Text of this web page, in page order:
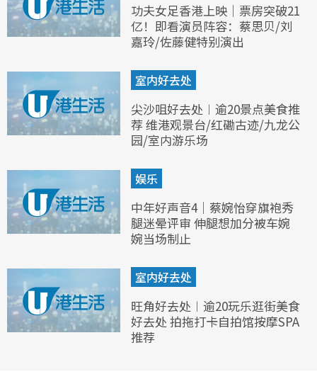
功夫女足香港上映｜票房突破21
亿！即看演员阵容：蔡思贝/刘
嘉玲/佐藤健特别演出
室内好去处
尖沙咀好去处︱逾20景点美食推
荐 维港观景台/红磡古迹/九龙公
园/室内游乐场
娱乐
中年好声音4｜蔡婉怡穿旗袍秀
腿迷晕评审 伸腿想加分被车婉
婉当场制止
室内好去处
旺角好去处︱逾20玩乐逛街美食
好去处 拍拖打卡自拍馆按摩SPA
推荐